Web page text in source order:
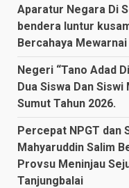
Aparatur Negara Di
bendera luntur
Bercahaya
Negeri “Tano Adad
Dua Siswa Dan
Sumut Tahun 2026.
Percepat NPGT dan
Mahyaruddin Salim
Provsu Meninjau
Tanjungbalai